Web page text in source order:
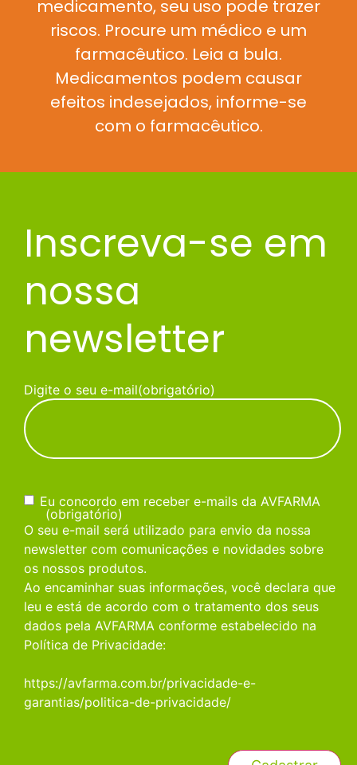
medicamento, seu uso pode trazer
riscos. Procure um médico e um
farmacêutico. Leia a bula.
Medicamentos podem causar
efeitos indesejados, informe-se
com o farmacêutico.
Inscreva-se em
nossa
newsletter
Digite o seu e-mail(obrigatório)
Consentimento(obrigatório)
Eu concordo em receber e-mails da AVFARMA
(obrigatório)
O seu e-mail será utilizado para envio da nossa
newsletter com comunicações e novidades sobre
os nossos produtos.
Ao encaminhar suas informações, você declara que
leu e está de acordo com o tratamento dos seus
dados pela AVFARMA conforme estabelecido na
Política de Privacidade:
https://avfarma.com.br/privacidade-e-
garantias/politica-de-privacidade/